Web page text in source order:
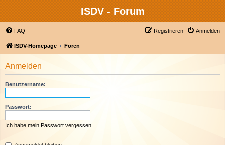
ISDV - Forum
FAQ Anmelden
Registrieren
ISDV-Homepage Foren
Anmelden
Benutzername:
Passwort:
Ich habe mein Passwort vergessen